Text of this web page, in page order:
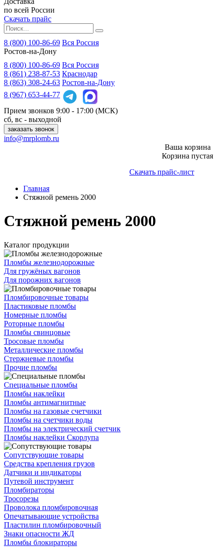
по всей России
Скачать прайс
8 (800) 100-86-69 Вся Россия
Ростов-на-Дону
8 (800) 100-86-69 Вся Россия
8 (861) 238-87-53 Краснодар
8 (863) 308-24-63 Ростов-на-Дону
8 (967) 653-44-77
Прием звонков 9:00 - 17:00 (МСК)
сб, вс - выходной
заказать звонок
info@mrplomb.ru
Ваша корзина
Корзина пустая
Скачать прайс-лист
Главная
Стяжной ремень 2000
Стяжной ремень 2000
Каталог продукции
Пломбы железнодорожные
Для гружёных вагонов
Для порожних вагонов
Пломбировочные товары
Пластиковые пломбы
Номерные пломбы
Роторные пломбы
Пломбы свинцовые
Тросовые пломбы
Металлические пломбы
Стержневые пломбы
Прочие пломбы
Специальные пломбы
Пломбы наклейки
Пломбы антимагнитные
Пломбы на газовые счетчики
Пломбы на счетчики воды
Пломбы на электрический счетчик
Пломбы наклейки Скорлупа
Сопутствующие товары
Средства крепления грузов
Датчики и индикаторы
Путевой инструмент
Пломбираторы
Тросорезы
Проволока пломбировочная
Опечатывающие устройства
Пластилин пломбировочный
Знаки опасности ЖД
Пломбы блокираторы